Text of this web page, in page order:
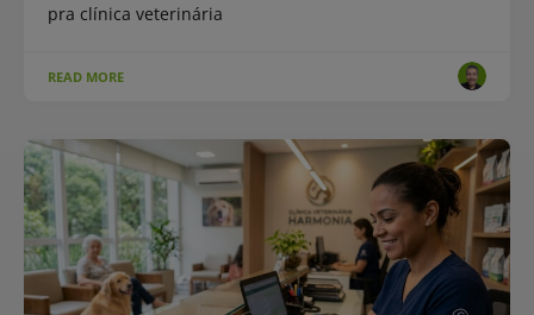
pra clínica veterinária
READ MORE